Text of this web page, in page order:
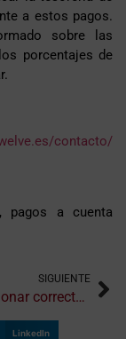
a estos pagos.
sobre las
porcentajes de
contacto/
pagos a cuenta
SIGUIENTE
Cómo gestionar correctamente un alta múltiple en actividades económicas
LinkedIn